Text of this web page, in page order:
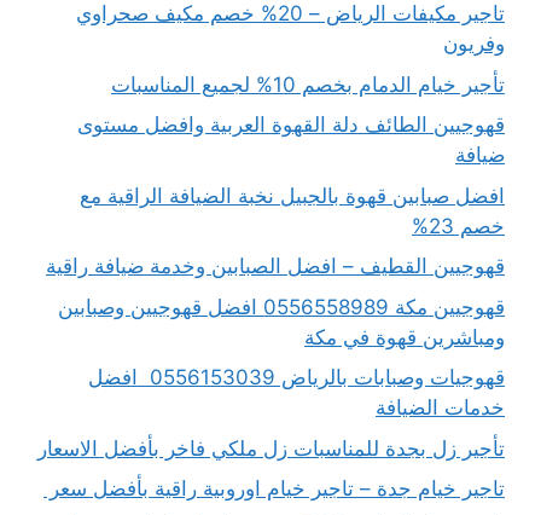
تاجير مكيفات الرياض – 20% خصم مكيف صحراوي
وفريون
تأجير خيام الدمام بخصم 10% لجميع المناسبات
قهوجيين الطائف دلة القهوة العربية وافضل مستوى
ضيافة
افضل صبابين قهوة بالجبيل نخبة الضيافة الراقية مع
خصم 23%
قهوجيين القطيف – افضل الصبابين وخدمة ضيافة راقية
قهوجيين مكة 0556558989 افضل قهوجيين وصبابين
ومباشرين قهوة في مكة
قهوجيات وصبابات بالرياض 0556153039 افضل
خدمات الضيافة
تأجير زل بجدة للمناسبات زل ملكي فاخر بأفضل الاسعار
تاجير خيام جدة – تاجير خيام اوروبية راقية بأفضل سعر